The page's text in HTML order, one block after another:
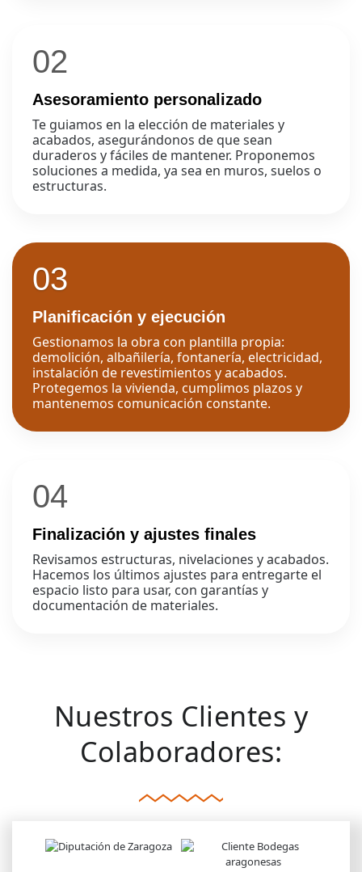
02
Asesoramiento personalizado
Te guiamos en la elección de materiales y
acabados, asegurándonos de que sean
duraderos y fáciles de mantener. Proponemos
soluciones a medida, ya sea en muros, suelos o
estructuras.
03
Planificación y ejecución
Gestionamos la obra con plantilla propia:
demolición, albañilería, fontanería, electricidad,
instalación de revestimientos y acabados.
Protegemos la vivienda, cumplimos plazos y
mantenemos comunicación constante.
04
Finalización y ajustes finales
Revisamos estructuras, nivelaciones y acabados.
Hacemos los últimos ajustes para entregarte el
espacio listo para usar, con garantías y
documentación de materiales.
Nuestros Clientes y
Colaboradores: